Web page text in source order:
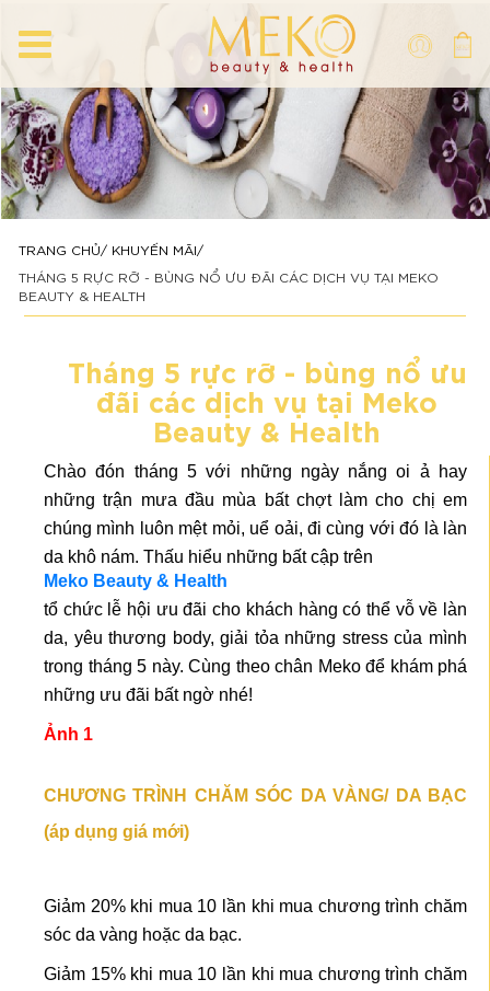
TRANG CHỦ
KHUYẾN MÃI
THÁNG 5 RỰC RỠ - BÙNG NỔ ƯU ĐÃI CÁC DỊCH VỤ TẠI MEKO
BEAUTY & HEALTH
Tháng 5 rực rỡ - bùng nổ ưu
đãi các dịch vụ tại Meko
Beauty & Health
Chào đón tháng 5 với những ngày nắng oi ả hay
những trận mưa đầu mùa bất chợt làm cho chị em
chúng mình luôn mệt mỏi, uể oải, đi cùng với đó là làn
da khô nám. Thấu hiểu những bất cập trên
Meko Beauty & Health
tổ chức lễ hội ưu đãi cho khách hàng có thể vỗ về làn
da, yêu thương body, giải tỏa những stress của mình
trong tháng 5 này. Cùng theo chân Meko để khám phá
những ưu đãi bất ngờ nhé!
Ảnh 1
CHƯƠNG TRÌNH CHĂM SÓC DA VÀNG/ DA BẠC
(áp dụng giá mới)
Giảm 20% khi mua 10 lần khi mua chương trình chăm
sóc da vàng hoặc da bạc.
Giảm 15% khi mua 10 lần khi mua chương trình chăm